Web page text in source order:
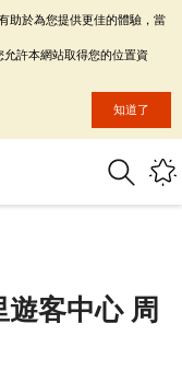
客中心 周
助於為您提供更佳的體驗，當
許本網站取得您的位置資
知道了